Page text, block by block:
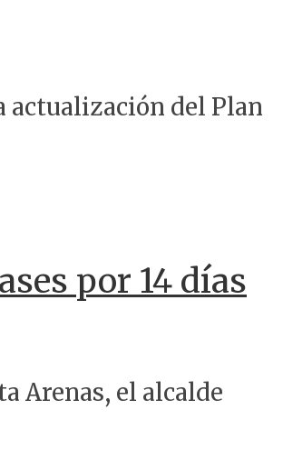
actualización del Plan
por 14 días
Arenas, el alcalde